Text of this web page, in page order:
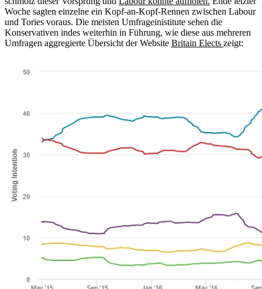
Woche sagten einzelne ein Kopf-an-Kopf-Rennen zwischen Labour
und Tories voraus. Die meisten Umfrageinistitute sehen die
Konservativen indes weiterhin in Führung, wie diese aus mehreren
Umfragen aggregierte Übersicht der Website Britain Elects zeigt: